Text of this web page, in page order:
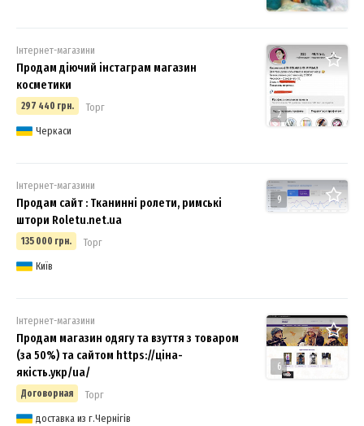
2
Інтернет-магазини
Продам діючий інстаграм магазин
косметики
297 440 грн.
Торг
Черкаси
9
Інтернет-магазини
Продам сайт : Тканинні ролети, римські
штори Roletu.net.ua
135 000 грн.
Торг
Київ
6
Інтернет-магазини
Продам магазин одягу та взуття з товаром
(за 50%) та сайтом https://ціна-
якість.укр/ua/
Договорная
Торг
доставка из г.Чернігів